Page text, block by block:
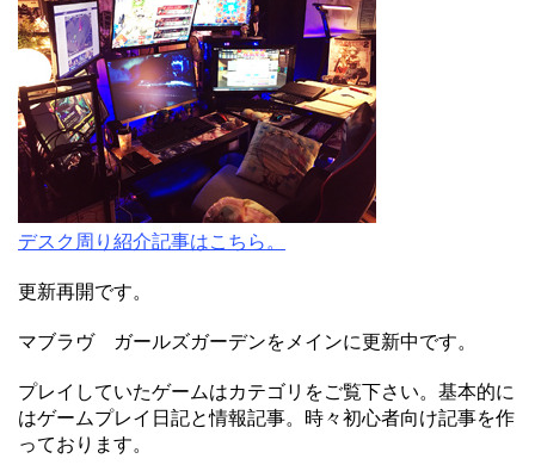
デスク周り紹介記事はこちら。
更新再開です。
マブラヴ ガールズガーデンをメインに更新中です。
プレイしていたゲームはカテゴリをご覧下さい。基本的に
はゲームプレイ日記と情報記事。時々初心者向け記事を作
っております。